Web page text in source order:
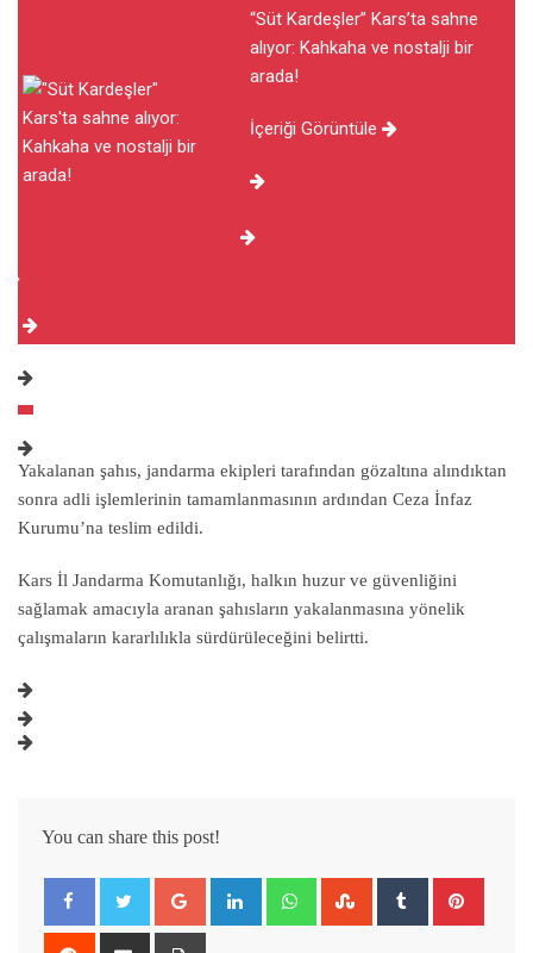
“Süt Kardeşler” Kars’ta sahne
alıyor: Kahkaha ve nostalji bir
arada!
İçeriği Görüntüle
Yakalanan şahıs, jandarma ekipleri tarafından gözaltına alındıktan
sonra adli işlemlerinin tamamlanmasının ardından Ceza İnfaz
Kurumu’na teslim edildi.
Kars İl Jandarma Komutanlığı, halkın huzur ve güvenliğini
sağlamak amacıyla aranan şahısların yakalanmasına yönelik
çalışmaların kararlılıkla sürdürüleceğini belirtti.
You can share this post!